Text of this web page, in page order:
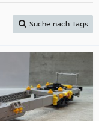
Suche nach Tags